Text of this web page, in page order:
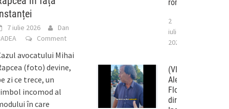
7 iulie 2026
Dan
Comment
avocatului Mihai
(foto) devine,
zi ce trece, un
incomod al
în care
românești
2
iulie
2026
(VIDEO)
Alexandru
Florian,
directorul